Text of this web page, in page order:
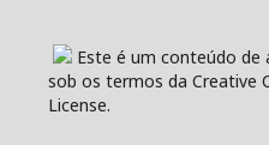
Este é um conteúdo de
sob os termos da Creative
License.